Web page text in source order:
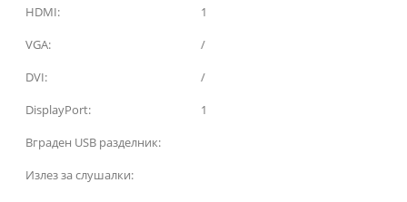
HDMI:
1
VGA:
/
DVI:
/
DisplayPort:
1
Вграден USB разделник:
Излез за слушалки: